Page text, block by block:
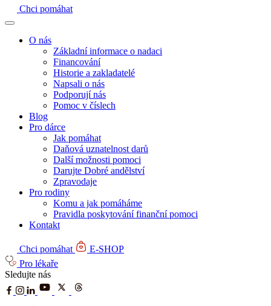
Chci pomáhat
O nás
Základní informace o nadaci
Financování
Historie a zakladatelé
Napsali o nás
Podporují nás
Pomoc v číslech
Blog
Pro dárce
Jak pomáhat
Daňová uznatelnost darů
Další možnosti pomoci
Darujte Dobré andělství
Zpravodaje
Pro rodiny
Komu a jak pomáháme
Pravidla poskytování finanční pomoci
Kontakt
Chci pomáhat
E-SHOP
Pro lékaře
Sledujte nás